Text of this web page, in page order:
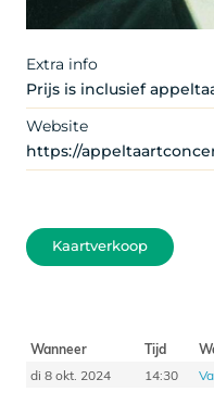
Extra info
Prijs is inclusief
Website
https://
Kaartverkoop
Wanneer Tijd
di 8 okt. 2024
14:30